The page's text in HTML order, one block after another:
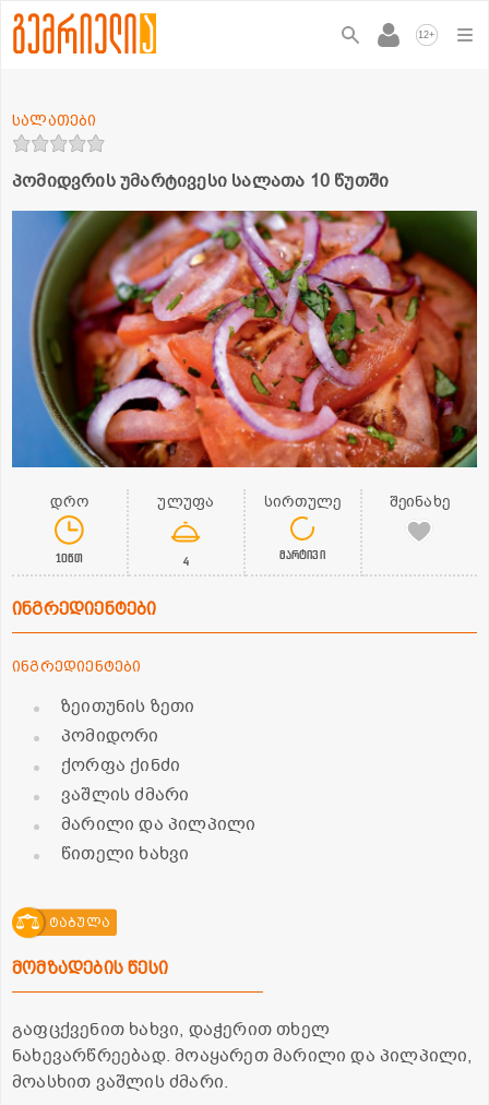
12+
პომიდვრის უმარტივესი სალათა 10 წუთში
სალათები
დრო
10წთ
ულუფა
4
სირთულე
მარტივი
შეინახე
ინგრედიენტები
ინგრედიენტები
ზეითუნის ზეთი
პომიდორი
ქორფა ქინძი
ვაშლის ძმარი
მარილი და პილპილი
წითელი ხახვი
ტაბულა
მომზადების წესი
გაფცქვენით ხახვი, დაჭერით თხელ
ნახევარწრეებად. მოაყარეთ მარილი და პილპილი,
მოასხით ვაშლის ძმარი.